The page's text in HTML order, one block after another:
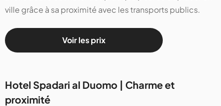
ville grâce à sa proximité avec les transports publics​​​​​​.
Voir les prix
Hotel Spadari al Duomo | Charme et
proximité